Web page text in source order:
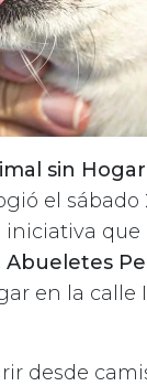
sin Hogar
el sábado
iniciativa
Abueletes
en la calle
desde